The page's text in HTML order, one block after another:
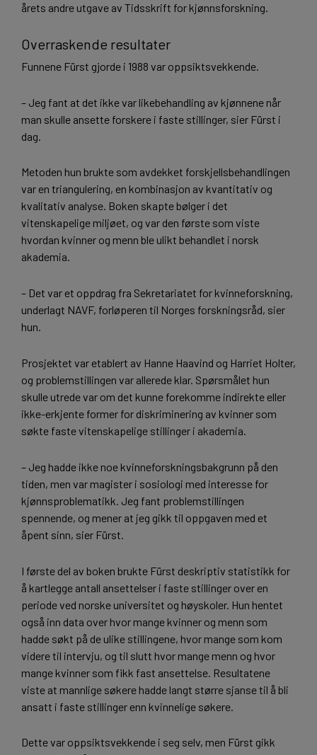
årets andre utgave av Tidsskrift for kjønnsforskning.
Overraskende resultater
Funnene Fürst gjorde i 1988 var oppsiktsvekkende.
– Jeg fant at det ikke var likebehandling av kjønnene når
man skulle ansette forskere i faste stillinger, sier Fürst i
dag.
Metoden hun brukte som avdekket forskjellsbehandlingen
var en triangulering, en kombinasjon av kvantitativ og
kvalitativ analyse. Boken skapte bølger i det
vitenskapelige miljøet, og var den første som viste
hvordan kvinner og menn ble ulikt behandlet i norsk
akademia.
– Det var et oppdrag fra Sekretariatet for kvinneforskning,
underlagt NAVF, forløperen til Norges forskningsråd, sier
hun.
Prosjektet var etablert av Hanne Haavind og Harriet Holter,
og problemstillingen var allerede klar. Spørsmålet hun
skulle utrede var om det kunne forekomme indirekte eller
ikke-erkjente former for diskriminering av kvinner som
søkte faste vitenskapelige stillinger i akademia.
– Jeg hadde ikke noe kvinneforskningsbakgrunn på den
tiden, men var magister i sosiologi med interesse for
kjønnsproblematikk. Jeg fant problemstillingen
spennende, og mener at jeg gikk til oppgaven med et
åpent sinn, sier Fürst.
I første del av boken brukte Fürst deskriptiv statistikk for
å kartlegge antall ansettelser i faste stillinger over en
periode ved norske universitet og høyskoler. Hun hentet
også inn data over hvor mange kvinner og menn som
hadde søkt på de ulike stillingene, hvor mange som kom
videre til intervju, og til slutt hvor mange menn og hvor
mange kvinner som fikk fast ansettelse. Resultatene
viste at mannlige søkere hadde langt større sjanse til å bli
ansatt i faste stillinger enn kvinnelige søkere.
Dette var oppsiktsvekkende i seg selv, men Fürst gikk